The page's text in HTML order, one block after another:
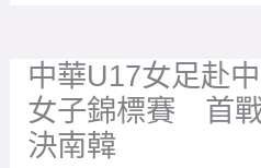
中華U17女足赴
女子錦標賽 首
決南韓